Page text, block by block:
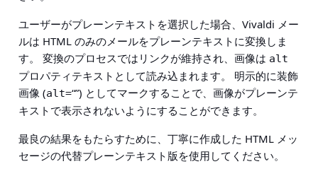
ユーザーがプレーンテキストを選択した場合、Vivaldi メー
ルは HTML のみのメールをプレーンテキストに変換しま
す。 変換のプロセスではリンクが維持され、画像は alt
プロパティテキストとして読み込まれます。 明示的に装飾
画像 (alt=“”) としてマークすることで、画像がプレーンテ
キストで表示されないようにすることができます。
最良の結果をもたらすために、丁寧に作成した HTML メッ
セージの代替プレーンテキスト版を使用してください。